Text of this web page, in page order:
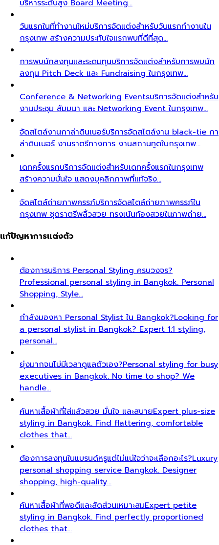
บริหารระดับสูง Board Meeting…
วันแรกในที่ทำงานใหม่บริการจัดแต่งสำหรับวันแรกทำงานใน
กรุงเทพ สร้างความประทับใจแรกพบที่ดีที่สุด…
การพบนักลงทุนและระดมทุนบริการจัดแต่งสำหรับการพบนัก
ลงทุน Pitch Deck และ Fundraising ในกรุงเทพ…
Conference & Networking Eventsบริการจัดแต่งสำหรับ
งานประชุม สัมมนา และ Networking Event ในกรุงเทพ…
จัดสไตล์งานกาล่าดินเนอร์บริการจัดสไตล์งาน black-tie กา
ล่าดินเนอร์ งานราตรีทางการ งานสถานทูตในกรุงเทพ…
เดทครั้งแรกบริการจัดแต่งสำหรับเดทครั้งแรกในกรุงเทพ
สร้างความมั่นใจ แสดงบุคลิกภาพที่แท้จริง…
จัดสไตล์ถ่ายภาพครรภ์บริการจัดสไตล์ถ่ายภาพครรภ์ใน
กรุงเทพ ชุดราตรีพลิ้วสวย ทรงเน้นท้องสวยในภาพถ่าย…
แก้ปัญหาการแต่งตัว
ต้องการบริการ Personal Styling ครบวงจร?
Professional personal styling in Bangkok. Personal
Shopping, Style…
กำลังมองหา Personal Stylist ใน Bangkok?Looking for
a personal stylist in Bangkok? Expert 1:1 styling,
personal…
ยุ่งมากจนไม่มีเวลาดูแลตัวเอง?Personal styling for busy
executives in Bangkok. No time to shop? We
handle…
ค้นหาเสื้อผ้าที่ใส่แล้วสวย มั่นใจ และสบายExpert plus-size
styling in Bangkok. Find flattering, comfortable
clothes that…
ต้องการลงทุนในแบรนด์หรูแต่ไม่แน่ใจว่าจะเลือกอะไร?Luxury
personal shopping service Bangkok. Designer
shopping, high-quality…
ค้นหาเสื้อผ้าที่พอดีและสัดส่วนเหมาะสมExpert petite
styling in Bangkok. Find perfectly proportioned
clothes that…